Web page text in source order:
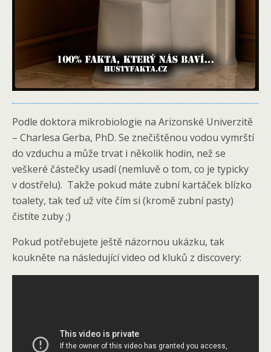
Podle doktora mikrobiologie na Arizonské Univerzitě
– Charlesa Gerba, PhD. Se znečištěnou vodou vymrští
do vzduchu a může trvat i několik hodin, než se
veškeré částečky usadí (nemluvě o tom, co je typicky
v dostřelu). Takže pokud máte zubní kartáček blízko
toalety, tak teď už víte čím si (kromě zubní pasty)
čistíte zuby ;)
Pokud potřebujete ještě názornou ukázku, tak
koukněte na následující video od kluků z discovery: